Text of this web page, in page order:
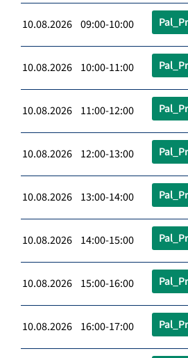
10.08.2026 09:00-10:00
10.08.2026 10:00-11:00
10.08.2026 11:00-12:00
10.08.2026 12:00-13:00
10.08.2026 13:00-14:00
10.08.2026 14:00-15:00
10.08.2026 15:00-16:00
10.08.2026 16:00-17:00